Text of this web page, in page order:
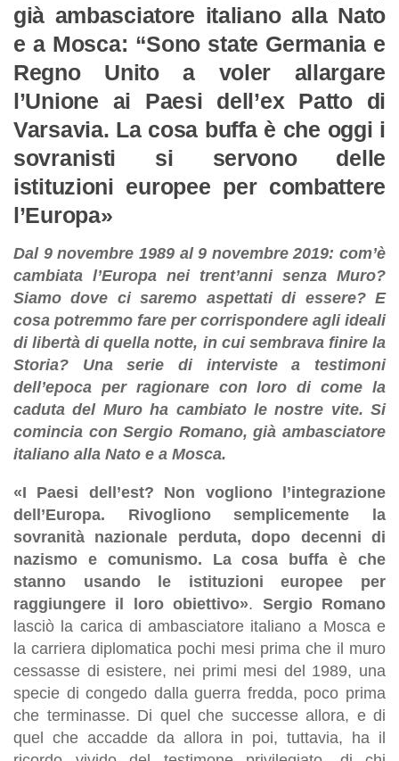
già ambasciatore italiano alla Nato
e a Mosca: “Sono state Germania e
Regno Unito a voler allargare
l’Unione ai Paesi dell’ex Patto di
Varsavia. La cosa buffa è che oggi i
sovranisti si servono delle
istituzioni europee per combattere
l’Europa»
Dal 9 novembre 1989 al 9 novembre 2019: com’è
cambiata l’Europa nei trent’anni senza Muro?
Siamo dove ci saremo aspettati di essere? E
cosa potremmo fare per corrispondere agli ideali
di libertà di quella notte, in cui sembrava finire la
Storia? Una serie di interviste a testimoni
dell’epoca per ragionare con loro di come la
caduta del Muro ha cambiato le nostre vite. Si
comincia con Sergio Romano, già ambasciatore
italiano alla Nato e a Mosca.
«I Paesi dell’est? Non vogliono l’integrazione
dell’Europa. Rivogliono semplicemente la
sovranità nazionale perduta, dopo decenni di
nazismo e comunismo. La cosa buffa è che
stanno usando le istituzioni europee per
raggiungere il loro obiettivo». Sergio Romano
lasciò la carica di ambasciatore italiano a Mosca e
la carriera diplomatica pochi mesi prima che il muro
cessasse di esistere, nei primi mesi del 1989, una
specie di congedo dalla guerra fredda, poco prima
che terminasse. Di quel che successe allora, e di
quel che accadde da allora in poi, tuttavia, ha il